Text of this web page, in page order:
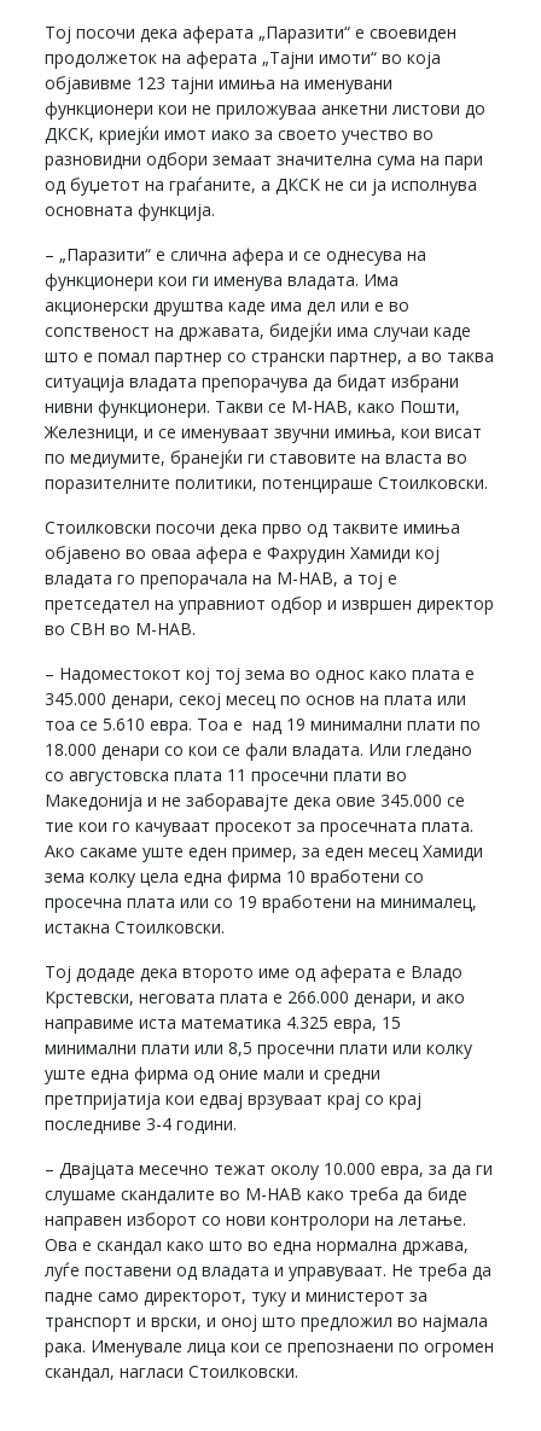
Тој посочи дека аферата „Паразити“ е своевиден
продолжеток на аферата „Тајни имоти“ во која
објавивме 123 тајни имиња на именувани
функционери кои не приложуваа анкетни листови до
ДКСК, криејќи имот иако за своето учество во
разновидни одбори земаат значителна сума на пари
од буџетот на граѓаните, а ДКСК не си ја исполнува
основната функција.
– „Паразити“ е слична афера и се однесува на
функционери кои ги именува владата. Има
акционерски друштва каде има дел или е во
сопственост на државата, бидејќи има случаи каде
што е помал партнер со странски партнер, а во таква
ситуација владата препорачува да бидат избрани
нивни функционери. Такви се М-НАВ, како Пошти,
Железници, и се именуваат звучни имиња, кои висат
по медиумите, бранејќи ги ставовите на власта во
поразителните политики, потенцираше Стоилковски.
Стоилковски посочи дека прво од таквите имиња
објавено во оваа афера е Фахрудин Хамиди кој
владата го препорачала на М-НАВ, а тој е
претседател на управниот одбор и извршен директор
во СВН во М-НАВ.
– Надоместокот кој тој зема во однос како плата е
345.000 денари, секој месец по основ на плата или
тоа се 5.610 евра. Тоа е над 19 минимални плати по
18.000 денари со кои се фали владата. Или гледано
со августовска плата 11 просечни плати во
Македонија и не заборавајте дека овие 345.000 се
тие кои го качуваат просекот за просечната плата.
Ако сакаме уште еден пример, за еден месец Хамиди
зема колку цела една фирма 10 вработени со
просечна плата или со 19 вработени на минималец,
истакна Стоилковски.
Тој додаде дека второто име од аферата е Владо
Крстевски, неговата плата е 266.000 денари, и ако
направиме иста математика 4.325 евра, 15
минимални плати или 8,5 просечни плати или колку
уште една фирма од оние мали и средни
претпријатија кои едвај врзуваат крај со крај
последниве 3-4 години.
– Двајцата месечно тежат околу 10.000 евра, за да ги
слушаме скандалите во М-НАВ како треба да биде
направен изборот со нови контролори на летање.
Ова е скандал како што во една нормална држава,
луѓе поставени од владата и управуваат. Не треба да
падне само директорот, туку и министерот за
транспорт и врски, и оној што предложил во најмала
рака. Именувале лица кои се препознаени по огромен
скандал, нагласи Стоилковски.